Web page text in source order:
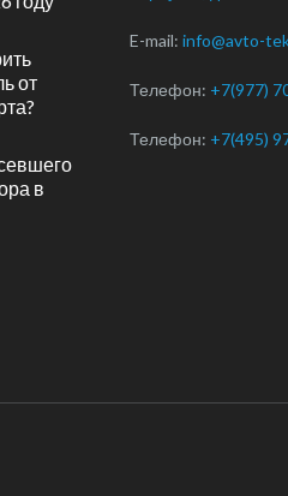
от
в
E-mail: info@avto-
Телефон: +7(977)
Телефон: +7(495)